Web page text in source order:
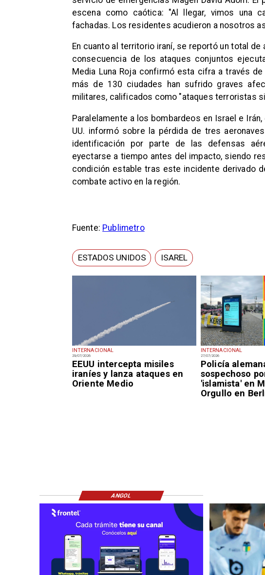
INTERNACIONAL
29/07/2026
EEUU intercepta misiles
iraníes y lanza ataques en
Oriente Medio
INTERNACIONAL
27/07/2026
Policía
sospechoso
'islamista' en
Orgullo en
escena como caótica: "Al llegar, vimos una
fachadas. Los residentes acudieron a nosotros
En cuanto al territorio iraní, se reportó un total
consecuencia de los ataques conjuntos
Media Luna Roja confirmó esta cifra a través
más de 130 ciudades han sufrido graves
militares, calificados como "ataques terroristas
Paralelamente a los bombardeos en Israel e
UU. informó sobre la pérdida de tres
identificación por parte de las defensas
eyectarse a tiempo antes del impacto, siendo
condición estable tras este incidente derivado
combate activo en la región.
Fuente: Publimetro
ESTADOS UNIDOS ISAREL
ANGOL